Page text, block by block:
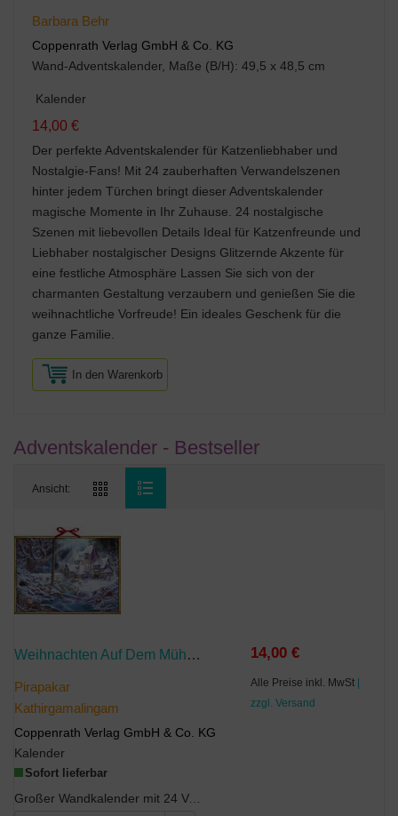
Barbara Behr
Coppenrath Verlag GmbH & Co. KG
Wand-Adventskalender, Maße (B/H): 49,5 x 48,5 cm
Kalender
14,00 €
Der perfekte Adventskalender für Katzenliebhaber und
Nostalgie-Fans! Mit 24 zauberhaften Verwandelszenen
hinter jedem Türchen bringt dieser Adventskalender
magische Momente in Ihr Zuhause. 24 nostalgische
Szenen mit liebevollen Details Ideal für Katzenfreunde und
Liebhaber nostalgischer Designs Glitzernde Akzente für
eine festliche Atmosphäre Lassen Sie sich von der
charmanten Gestaltung verzaubern und genießen Sie die
weihnachtliche Vorfreude! Ein ideales Geschenk für die
ganze Familie.
In den Warenkorb
Adventskalender - Bestseller
Ansicht:
Weihnachten Auf Dem Mühlenhof
Pirapakar
Kathirgamalingam
Coppenrath Verlag GmbH & Co. KG
Kalender
Sofort lieferbar
Großer Wandkalender mit 24 Verwandeltürchen, Glitter und Schleifenband. Rund um den Mühlenhof pas...
14,00 €
Alle Preise inkl. MwSt |
zzgl. Versand